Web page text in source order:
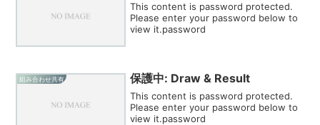
This content is password protected.
Please enter your password below to
view it.password
組み合わせ共有 保護中: Draw & Result
This content is password protected.
Please enter your password below to
view it.password